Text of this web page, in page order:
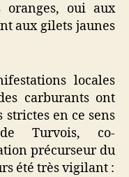
oui aux
aux gilets jaunes
locales
carburants ont
strictes en ce sens
Turvois, co-
précurseur du
été très vigilant :